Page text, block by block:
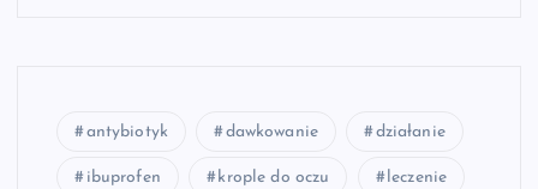
antybiotyk dawkowanie działanie
ibuprofen krople do oczu leczenie